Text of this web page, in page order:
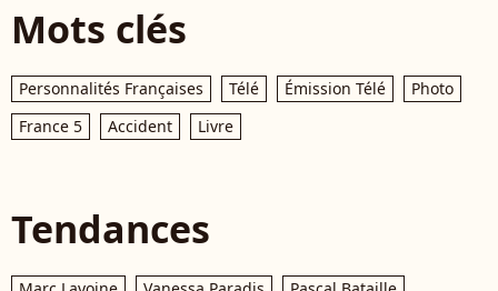
Mots clés
Personnalités Françaises Télé Émission Télé
Photo
France 5
Accident Livre
Tendances